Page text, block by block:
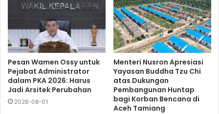
Pesan Wamen Ossy untuk
Pejabat Administrator
dalam PKA 2026: Harus
Jadi Arsitek Perubahan
2026-08-01
Menteri Nusron Apresiasi
Yayasan Buddha Tzu Chi
atas Dukungan
Pembangunan Huntap
bagi Korban Bencana di
Aceh Tamiang